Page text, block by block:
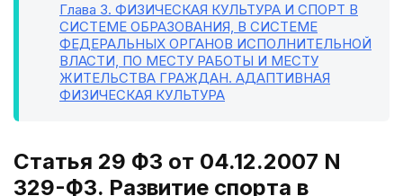
Глава 3. ФИЗИЧЕСКАЯ КУЛЬТУРА И СПОРТ В
СИСТЕМЕ ОБРАЗОВАНИЯ, В СИСТЕМЕ
ФЕДЕРАЛЬНЫХ ОРГАНОВ ИСПОЛНИТЕЛЬНОЙ
ВЛАСТИ, ПО МЕСТУ РАБОТЫ И МЕСТУ
ЖИТЕЛЬСТВА ГРАЖДАН. АДАПТИВНАЯ
ФИЗИЧЕСКАЯ КУЛЬТУРА
Статья 29 ФЗ от 04.12.2007 N
329-ФЗ. Развитие спорта в